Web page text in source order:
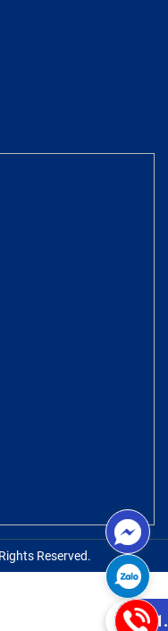
Reserved.